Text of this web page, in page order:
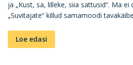
ja „Kust, sa, lilleke, siia sattusid“. Ma
„Suvitajate“ killud samamoodi
Loe edasi